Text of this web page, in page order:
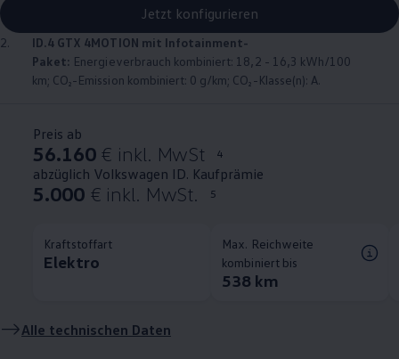
Jetzt konfigurieren
2. ID.4 GTX 4MOTION mit Infotainment-
Paket: Energieverbrauch kombiniert: 18,2 - 16,3 kWh/100
km; CO₂-Emission kombiniert: 0 g/km; CO₂-Klasse(n): A.
Preis ab
56.160 € inkl. MwSt 4
abzüglich Volkswagen ID. Kaufprämie
5.000 € inkl. MwSt. 5
Kraftstoffart
Elektro
Max. Reichweite
kombiniert bis
538 km
Alle technischen Daten